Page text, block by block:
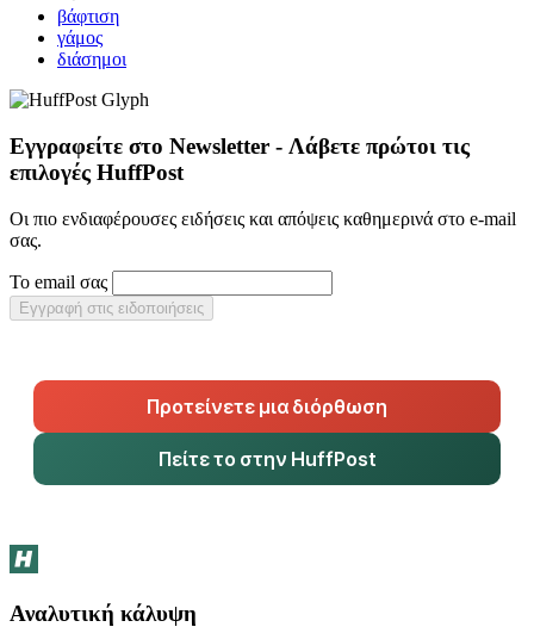
βάφτιση
γάμος
διάσημοι
Εγγραφείτε στο Newsletter - Λάβετε πρώτοι τις
επιλογές HuffPost
Οι πιο ενδιαφέρουσες ειδήσεις και απόψεις καθημερινά στο e-mail
σας.
Το email σας
Εγγραφή στις ειδοποιήσεις
Προτείνετε μια διόρθωση
Πείτε το στην HuffPost
Αναλυτική κάλυψη